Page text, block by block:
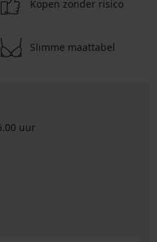
Kopen zonder risico
Slimme maattabel
uur